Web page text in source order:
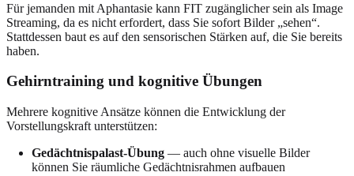
Für jemanden mit Aphantasie kann FIT zugänglicher sein als Image
Streaming, da es nicht erfordert, dass Sie sofort Bilder „sehen“.
Stattdessen baut es auf den sensorischen Stärken auf, die Sie bereits
haben.
Gehirntraining und kognitive Übungen
Mehrere kognitive Ansätze können die Entwicklung der
Vorstellungskraft unterstützen:
Gedächtnispalast-Übung — auch ohne visuelle Bilder
können Sie räumliche Gedächtnisrahmen aufbauen